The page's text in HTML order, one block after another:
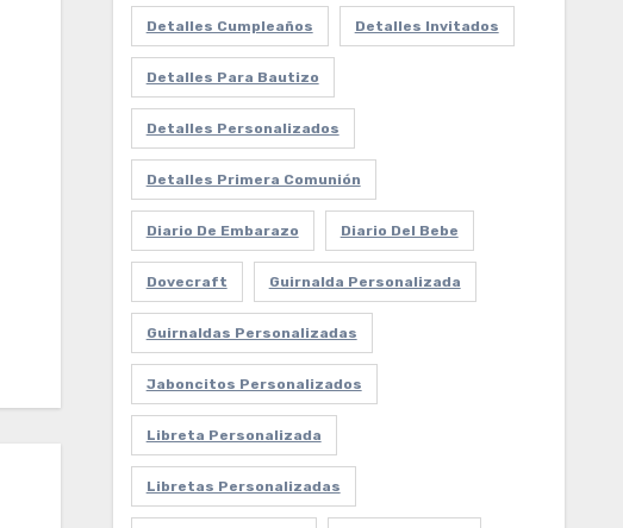
Detalles Cumpleaños Detalles Invitados
Detalles Para Bautizo
Detalles Personalizados
Detalles Primera Comunión
Diario De Embarazo Diario Del Bebe
Dovecraft Guirnalda Personalizada
Guirnaldas Personalizadas
Jaboncitos Personalizados
Libreta Personalizada
Libretas Personalizadas